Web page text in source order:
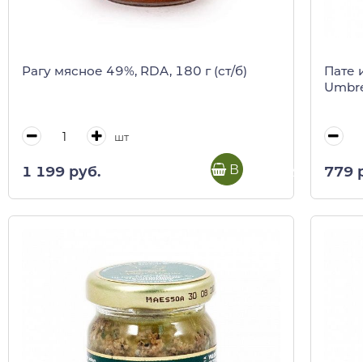
Рагу мясное 49%, RDA, 180 г (ст/б)
шт
1 199 руб. В корзину
Пате
779